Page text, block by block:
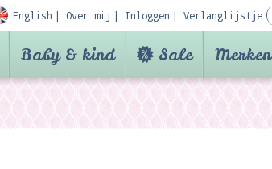
English Over mij Inloggen Verlanglijstje
Baby & kind Sale Merken